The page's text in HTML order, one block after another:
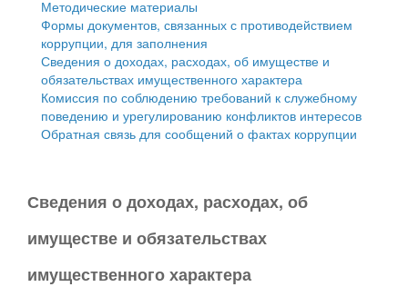
Собрание депутатов
Городское поселение
Сельские поселения
Методические материалы
Формы документов, связанных с противодействием
коррупции, для заполнения
Сведения о доходах, расходах, об имуществе и
обязательствах имущественного характера
Комиссия по соблюдению требований к служебному
поведению и урегулированию конфликтов интересов
Обратная связь для сообщений о фактах коррупции
Сведения о доходах, расходах, об
имуществе и обязательствах
имущественного характера